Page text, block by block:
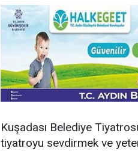
Kuşadası Belediye
tiyatroyu sevdirmek ve